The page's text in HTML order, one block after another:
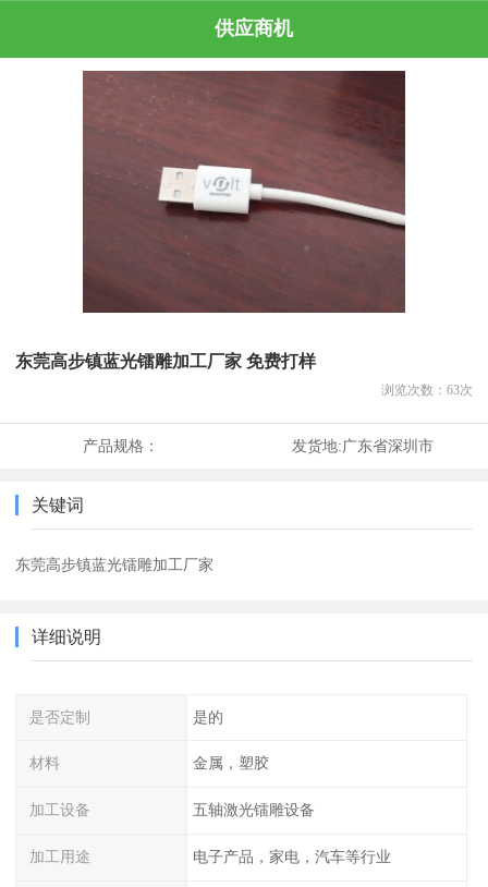
供应商机
东莞高步镇蓝光镭雕加工厂家 免费打样
浏览次数： 63次
产品规格： 发货地:广东省深圳市
关键词
东莞高步镇蓝光镭雕加工厂家
详细说明
是否定制 是的
材料 金属，塑胶
加工设备 五轴激光镭雕设备
加工用途 电子产品，家电，汽车等行业